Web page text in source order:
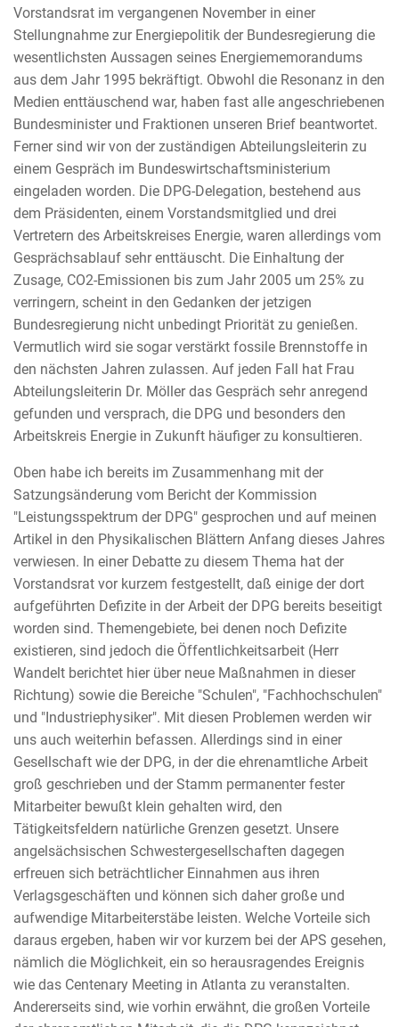
Vorstandsrat im vergangenen November in einer
Stellungnahme zur Energiepolitik der Bundesregierung die
wesentlichsten Aussagen seines Energiememorandums
aus dem Jahr 1995 bekräftigt. Obwohl die Resonanz in den
Medien enttäuschend war, haben fast alle angeschriebenen
Bundesminister und Fraktionen unseren Brief beantwortet.
Ferner sind wir von der zuständigen Abteilungsleiterin zu
einem Gespräch im Bundeswirtschaftsministerium
eingeladen worden. Die DPG-Delegation, bestehend aus
dem Präsidenten, einem Vorstandsmitglied und drei
Vertretern des Arbeitskreises Energie, waren allerdings vom
Gesprächsablauf sehr enttäuscht. Die Einhaltung der
Zusage, CO2-Emissionen bis zum Jahr 2005 um 25% zu
verringern, scheint in den Gedanken der jetzigen
Bundesregierung nicht unbedingt Priorität zu genießen.
Vermutlich wird sie sogar verstärkt fossile Brennstoffe in
den nächsten Jahren zulassen. Auf jeden Fall hat Frau
Abteilungsleiterin Dr. Möller das Gespräch sehr anregend
gefunden und versprach, die DPG und besonders den
Arbeitskreis Energie in Zukunft häufiger zu konsultieren.
Oben habe ich bereits im Zusammenhang mit der
Satzungsänderung vom Bericht der Kommission
"Leistungsspektrum der DPG" gesprochen und auf meinen
Artikel in den Physikalischen Blättern Anfang dieses Jahres
verwiesen. In einer Debatte zu diesem Thema hat der
Vorstandsrat vor kurzem festgestellt, daß einige der dort
aufgeführten Defizite in der Arbeit der DPG bereits beseitigt
worden sind. Themengebiete, bei denen noch Defizite
existieren, sind jedoch die Öffentlichkeitsarbeit (Herr
Wandelt berichtet hier über neue Maßnahmen in dieser
Richtung) sowie die Bereiche "Schulen", "Fachhochschulen"
und "Industriephysiker". Mit diesen Problemen werden wir
uns auch weiterhin befassen. Allerdings sind in einer
Gesellschaft wie der DPG, in der die ehrenamtliche Arbeit
groß geschrieben und der Stamm permanenter fester
Mitarbeiter bewußt klein gehalten wird, den
Tätigkeitsfeldern natürliche Grenzen gesetzt. Unsere
angelsächsischen Schwestergesellschaften dagegen
erfreuen sich beträchtlicher Einnahmen aus ihren
Verlagsgeschäften und können sich daher große und
aufwendige Mitarbeiterstäbe leisten. Welche Vorteile sich
daraus ergeben, haben wir vor kurzem bei der APS gesehen,
nämlich die Möglichkeit, ein so herausragendes Ereignis
wie das Centenary Meeting in Atlanta zu veranstalten.
Andererseits sind, wie vorhin erwähnt, die großen Vorteile